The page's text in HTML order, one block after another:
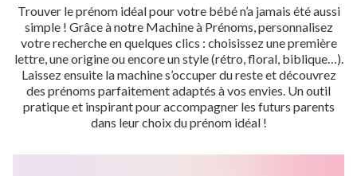
Trouver le prénom idéal pour votre bébé n’a jamais été aussi
simple ! Grâce à notre Machine à Prénoms, personnalisez
votre recherche en quelques clics : choisissez une première
lettre, une origine ou encore un style (rétro, floral, biblique…).
Laissez ensuite la machine s’occuper du reste et découvrez
des prénoms parfaitement adaptés à vos envies. Un outil
pratique et inspirant pour accompagner les futurs parents
dans leur choix du prénom idéal !